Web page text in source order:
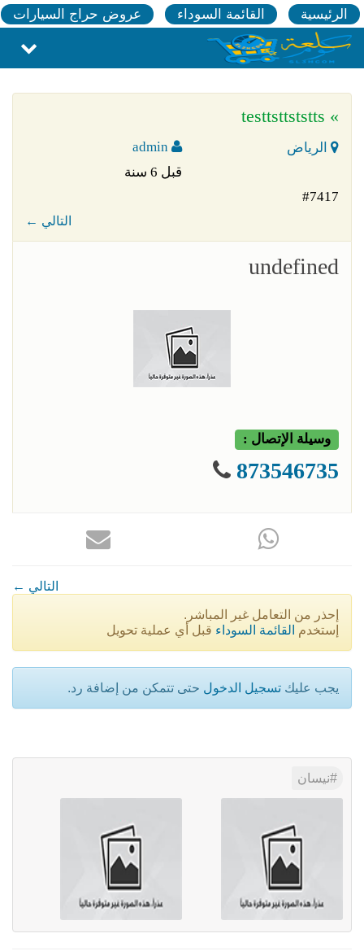
الرئيسية القائمة السوداء عروض حراج السيارات
» testtsttststts
الرياض
قبل 6 سنة
#7417
← التالي
undefined
وسيلة الإتصال :
873546735
← التالي
إحذر من التعامل غير المباشر.
إستخدم القائمة السوداء قبل أي عملية تحويل
يجب عليك تسجيل الدخول حتى تتمكن من إضافة رد.
نيسان